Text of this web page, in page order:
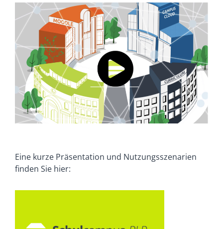
Eine kurze Präsentation und Nutzungsszenarien
finden Sie hier: